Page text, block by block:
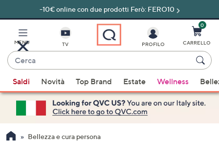
al
principale
-10€ online con due prodotti Ferò: FERO10
MENU TV
Cerca
sono
disponibili
suggerimenti,
usa
i
PROFILO
0
CARRELLO
Saldi Novità Top Brand Estate Wellness
Bellezza e cura persona